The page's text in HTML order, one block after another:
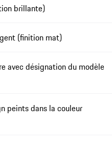
brillante)
(finition mat)
avec désignation du modèle
peints dans la couleur